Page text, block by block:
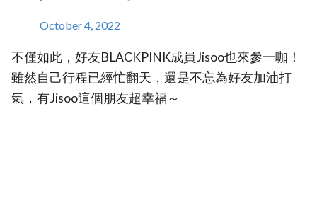
October 4, 2022
不僅如此，好友BLACKPINK成員Jisoo也來參一咖！
雖然自己行程已經忙翻天，還是不忘為好友加油打
氣，有Jisoo這個朋友超幸福～